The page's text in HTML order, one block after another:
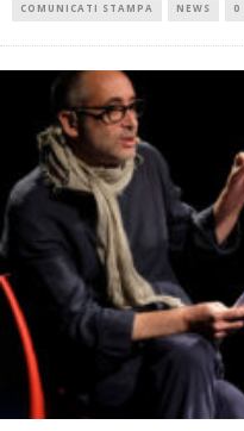
COMUNICATI STAMPA NEWS 0